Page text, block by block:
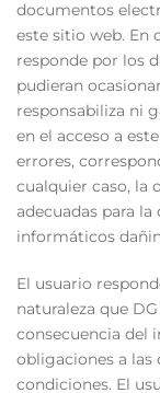
documentos
este sitio web. En
responde por los
pudieran
responsabiliza ni
en el acceso a
errores,
cualquier caso, la
adecuadas para
informáticos
El usuario
naturaleza que
consecuencia del
obligaciones a las
condiciones. El